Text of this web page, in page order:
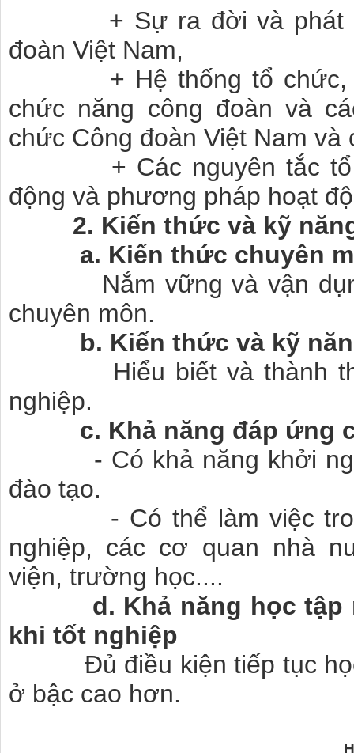
+ Sự ra đời và phát
đoàn Việt Nam,
+ Hệ thống tổ chức,
chức năng công đoàn và
chức Công đoàn Việt Nam và
+ Các nguyên tắc tổ
động và phương pháp hoạt
2. Kiến thức và kỹ
a. Kiến thức chuyên
Nắm vững và vận dụng
chuyên môn.
b. Kiến thức và kỹ
Hiểu biết và thành
nghiệp.
c. Khả năng đáp ứng
- Có khả năng khởi
đào tạo.
- Có thể làm việc trong
nghiệp, các cơ quan nhà
viện, trường học....
d. Khả năng học tập
khi tốt nghiệp
Đủ điều kiện tiếp tục học
ở bậc cao hơn.